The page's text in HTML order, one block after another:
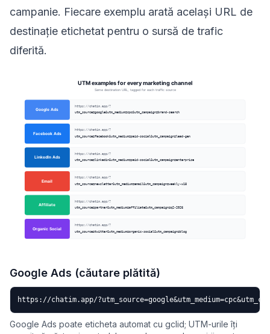
campanie. Fiecare exemplu arată același URL de
destinație etichetat pentru o sursă de trafic
diferită.
Google Ads (căutare plătită)
https://chatim.app/
Google Ads poate eticheta automat cu gclid; UTM-urile îți